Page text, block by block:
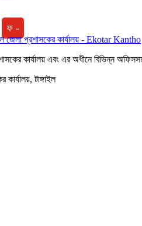
ফ -
কার্যালয় এবং এর অধীনে বিভিন্ন
কার্যালয়, টাঙ্গাইল